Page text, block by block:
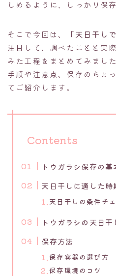
しめるように、しっかり保
そこで今回は、 「天日干し
注目して、調べたことと実
みた工程をまとめてみました
手順や注意点、保存のちょ
てご紹介します。
Contents
トウガラシ保存の基
天日干しに適した時
天日干しの条件チ
トウガラシの天日干
保存方法
保存容器の選び方
保存環境のコツ